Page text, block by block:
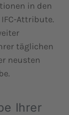
in den
Attribute.
täglichen
neusten
Ihrer